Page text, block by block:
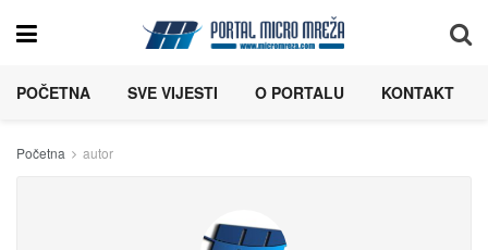
POČETNA SVE VIJESTI O PORTALU KONTAKT
Početna autor